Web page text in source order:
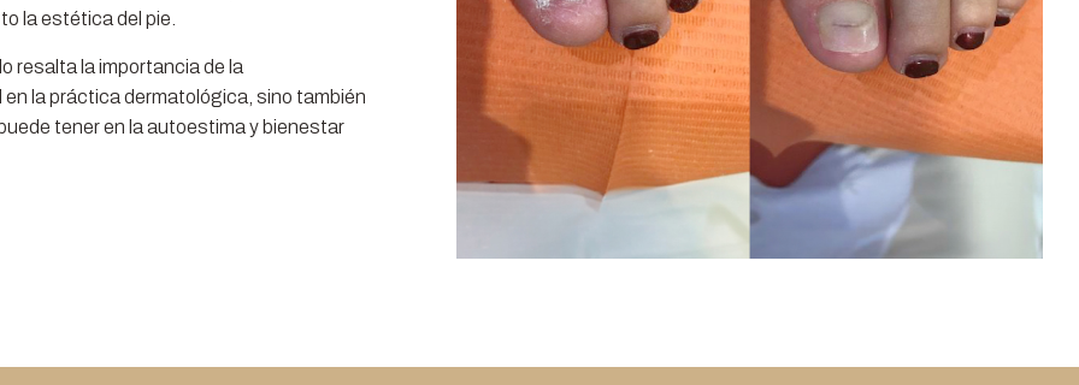
la estética del pie.
resalta la importancia de la
la práctica dermatológica, sino también
tener en la autoestima y bienestar